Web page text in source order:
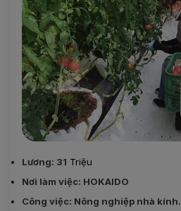
Lương: 31 Triệu
Nơi làm việc: HOKAIDO
Công việc: Nông nghiệp nhà kính.